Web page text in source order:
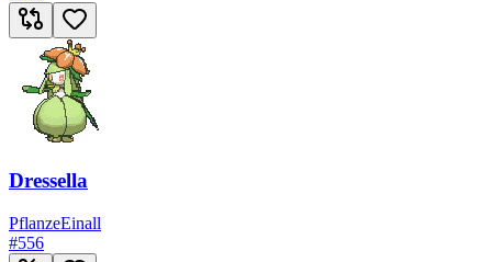
Dressella
PflanzeEinall
#556